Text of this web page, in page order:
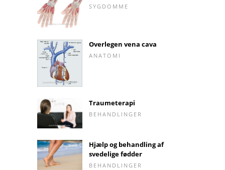
SYGDOMME
Overlegen vena cava
ANATOMI
Traumeterapi
BEHANDLINGER
Hjælp og behandling af
svedelige fødder
BEHANDLINGER